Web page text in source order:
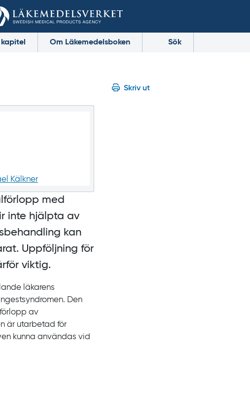
Om Läkemedelsboken Sök
Skriv ut
Kälkner
med
inte hjälpta av
kan
Uppföljning för
viktig.
läkarens
Den
av
är utarbetad för
kunna användas vid